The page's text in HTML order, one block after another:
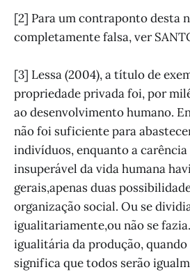
[2] Para um contraponto desta
completamente falsa, ver
[3] Lessa (2004), a título de
propriedade privada foi, por
ao desenvolvimento humano.
não foi suficiente para
indivíduos, enquanto a
insuperável da vida humana
gerais,apenas duas
organização social. Ou se
igualitariamente,ou não se
igualitária da produção, quando
significa que todos serão